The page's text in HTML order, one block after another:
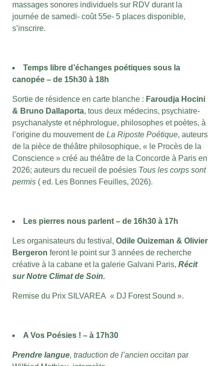
massages sonores individuels sur RDV durant la
journée de samedi- coût 55e- 5 places disponible,
s’inscrire.
Temps libre d’échanges poétiques sous la
canopée – de 15h30 à 18h
Sortie de résidence en carte blanche : Faroudja Hocini
& Bruno Dallaporta, tous deux médecins, psychiatre-
psychanalyste et néphrologue, philosophes et poètes, à
l’origine du mouvement de La Riposte Poétique, auteurs
de la pièce de théâtre philosophique, « le Procès de la
Conscience » créé au théâtre de la Concorde à Paris en
2026; auteurs du recueil de poésies Tous les corps sont
permis ( ed. Les Bonnes Feuilles, 2026).
Les pierres nous parlent – de 16h30 à 17h
Les organisateurs du festival, Odile Ouizeman & Olivier
Bergeron feront le point sur 3 années de recherche
créative à la cabane et la galerie Galvani Paris, Récit
sur Notre Climat de Soin.
Remise du Prix SILVAREA « DJ Forest Sound ».
A Vos Poésies ! – à 17h30
Prendre langue, traduction de l’ancien occitan par